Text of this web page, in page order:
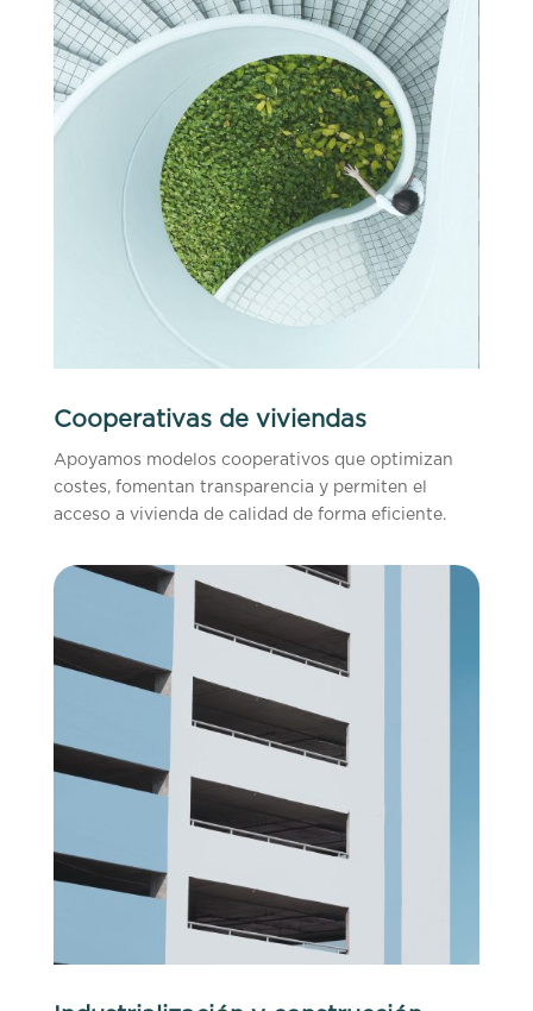
Cooperativas de viviendas
Apoyamos modelos cooperativos que optimizan
costes, fomentan transparencia y permiten el
acceso a vivienda de calidad de forma eficiente.